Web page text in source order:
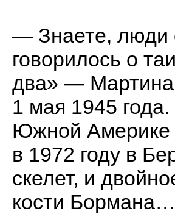
— Знаете, люди
говорилось о
два» — Мартина
1 мая 1945
Южной Америке
в 1972 году в
скелет, и
кости Бормана…